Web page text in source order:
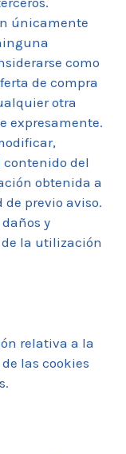
únicamente
como
de compra
otra
expresamente.
del
obtenida a
de previo aviso.
y
la utilización
relativa a la
las cookies